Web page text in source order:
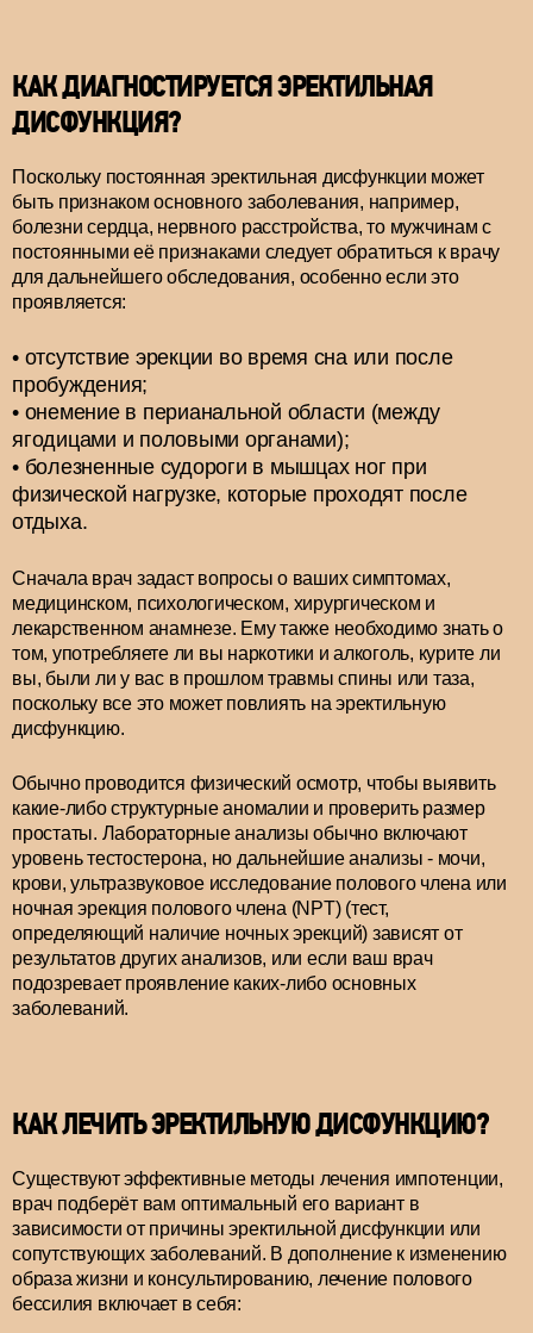
КАК ДИАГНОСТИРУЕТСЯ ЭРЕКТИЛЬНАЯ
ДИСФУНКЦИЯ?
Поскольку постоянная эректильная дисфункции может
быть признаком основного заболевания, например,
болезни сердца, нервного расстройства, то мужчинам с
постоянными её признаками следует обратиться к врачу
для дальнейшего обследования, особенно если это
проявляется:
отсутствие эрекции во время сна или после
пробуждения;
онемение в перианальной области (между
ягодицами и половыми органами);
болезненные судороги в мышцах ног при
физической нагрузке, которые проходят после
отдыха.
Сначала врач задаст вопросы о ваших симптомах,
медицинском, психологическом, хирургическом и
лекарственном анамнезе. Ему также необходимо знать о
том, употребляете ли вы наркотики и алкоголь, курите ли
вы, были ли у вас в прошлом травмы спины или таза,
поскольку все это может повлиять на эректильную
дисфункцию.
Обычно проводится физический осмотр, чтобы выявить
какие-либо структурные аномалии и проверить размер
простаты. Лабораторные анализы обычно включают
уровень тестостерона, но дальнейшие анализы - мочи,
крови, ультразвуковое исследование полового члена или
ночная эрекция полового члена (NPT) (тест,
определяющий наличие ночных эрекций) зависят от
результатов других анализов, или если ваш врач
подозревает проявление каких-либо основных
заболеваний.
КАК ЛЕЧИТЬ ЭРЕКТИЛЬНУЮ ДИСФУНКЦИЮ?
Существуют эффективные методы лечения импотенции,
врач подберёт вам оптимальный его вариант в
зависимости от причины эректильной дисфункции или
сопутствующих заболеваний. В дополнение к изменению
образа жизни и консультированию, лечение полового
бессилия включает в себя: